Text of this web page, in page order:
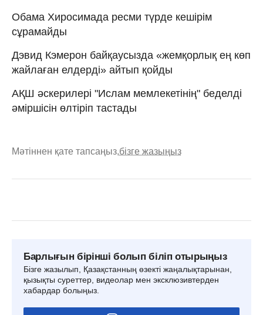
Обама Хиросимада ресми түрде кешірім
сұрамайды
Дэвид Кэмерон байқаусызда «жемқорлық ең көп
жайлаған елдерді» айтып қойды
АҚШ әскерилері "Ислам мемлекетінің" беделді
әміршісін өлтіріп тастады
Мәтіннен қате тапсаңыз,бізге жазыңыз
Барлығын бірінші болып біліп отырыңыз
Бізге жазылып, Қазақстанның өзекті жаңалықтарынан,
қызықты суреттер, видеолар мен эксклюзивтерден
хабардар болыңыз.